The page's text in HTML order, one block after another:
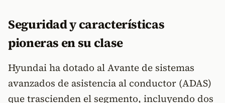
Seguridad y características
pioneras en su clase
Hyundai ha dotado al Avante de sistemas
avanzados de asistencia al conductor (ADAS)
que trascienden el segmento, incluyendo dos